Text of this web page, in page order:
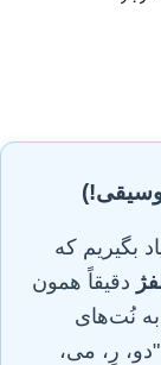
بگیریم که
دقیقاً همون
نُت‌های
رِ، می،